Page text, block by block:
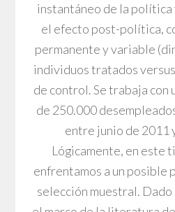
instantáneo de la política
el efecto post-política,
permanente y variable
individuos tratados
de control. Se trabaja con
de 250.000
entre junio de 2011
Lógicamente, en este
enfrentamos a un posible
selección muestral. Dado